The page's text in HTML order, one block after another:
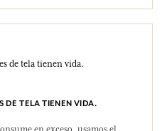
DE TELA TIENEN VIDA.